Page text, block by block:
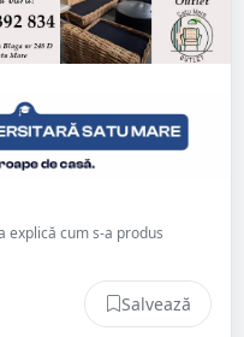
explică cum s-a produs
Salvează